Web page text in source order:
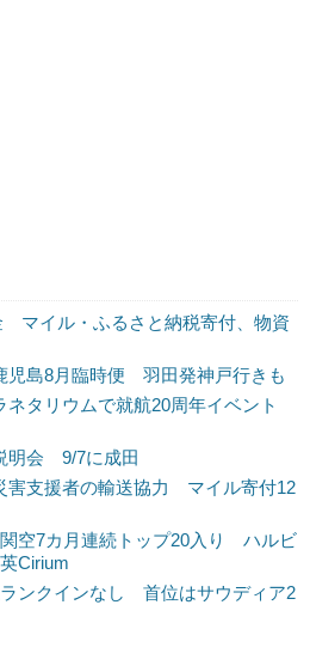
マイル・ふるさと納税寄付、物資
児島8月臨時便 羽田発神戸行きも
ネタリウムで就航20周年イベント
明会 9/7に成田
害支援者の輸送協力 マイル寄付12
空7カ月連続トップ20入り ハルビ
Cirium
ンクインなし 首位はサウディア2